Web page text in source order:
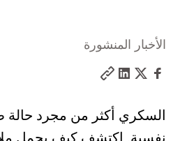
الأخبار المنشورة
السكري أكثر من مجرد حالة
نفسية. اكتشف كيف يحمل